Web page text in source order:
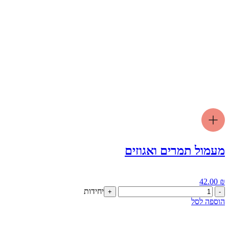
מעמול תמרים ואגוזים
42.00 ₪
-
כמות
של
+ יחידות
הוספה לסל